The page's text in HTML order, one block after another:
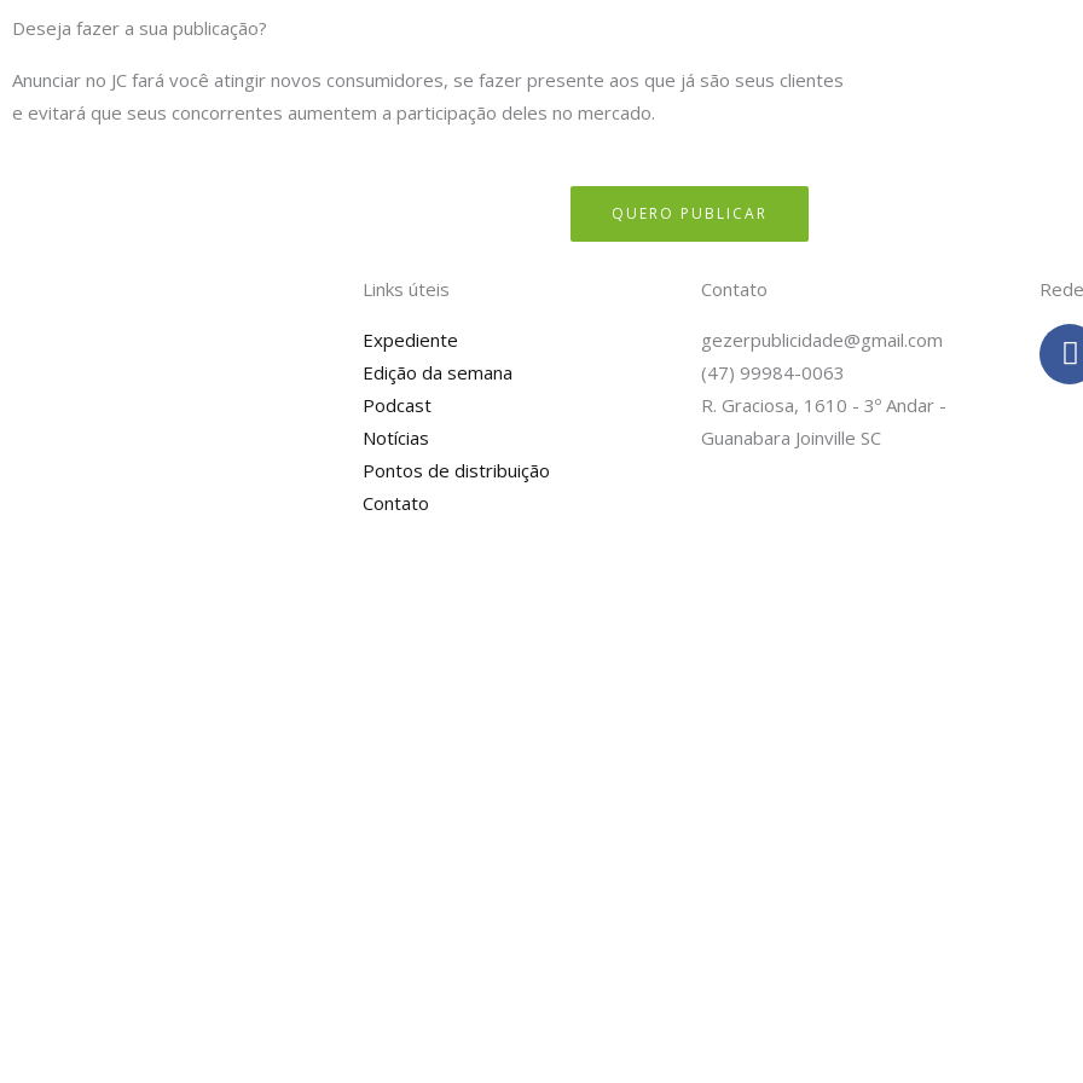
Deseja fazer a sua publicação?
Anunciar no JC fará você atingir novos consumidores, se fazer presente aos que já são seus clientes
e evitará que seus concorrentes aumentem a participação deles no mercado.
QUERO PUBLICAR
Links úteis
Expediente
Edição da semana
Podcast
Notícias
Pontos de distribuição
Contato
Contato
gezerpublicidade@gmail.com
(47) 99984-0063
R. Graciosa, 1610 - 3º Andar -
Guanabara Joinville SC
F
a
c